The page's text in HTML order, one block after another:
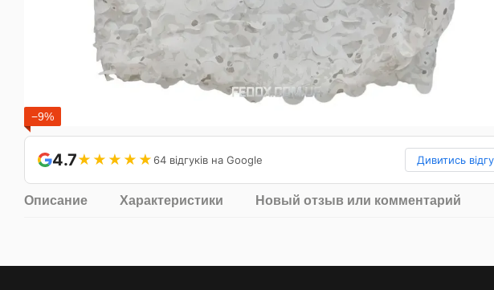
−9%
4.7★★★★★64 відгуків на Google Дивитись
Описание Характеристики Новый отзыв или комментарий